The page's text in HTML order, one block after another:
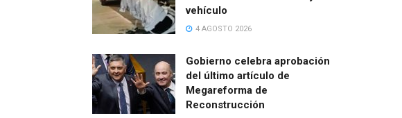
vehículo
4 AGOSTO 2026
Gobierno celebra aprobación
del último artículo de
Megareforma de
Reconstrucción